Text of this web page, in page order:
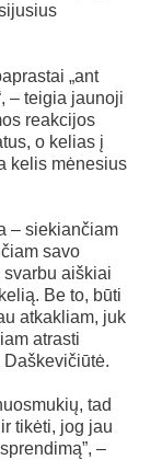
„ant
– teigia jaunoji
reakcijos
o kelias į
kelis mėnesius
– siekiančiam
savo
aiškiai
Be to, būti
atkakliam, juk
atrasti
tad
tikėti, jog jau
–